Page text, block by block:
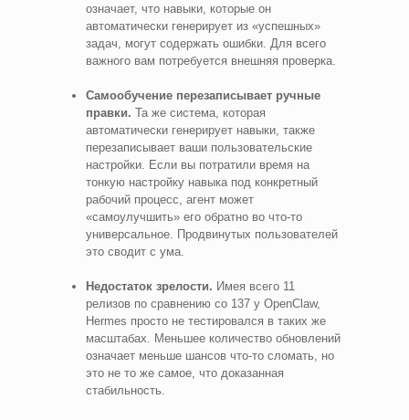
означает, что навыки, которые он
автоматически генерирует из «успешных»
задач, могут содержать ошибки. Для всего
важного вам потребуется внешняя проверка.
Самообучение перезаписывает ручные
правки. Та же система, которая
автоматически генерирует навыки, также
перезаписывает ваши пользовательские
настройки. Если вы потратили время на
тонкую настройку навыка под конкретный
рабочий процесс, агент может
«самоулучшить» его обратно во что-то
универсальное. Продвинутых пользователей
это сводит с ума.
Недостаток зрелости. Имея всего 11
релизов по сравнению со 137 у OpenClaw,
Hermes просто не тестировался в таких же
масштабах. Меньшее количество обновлений
означает меньше шансов что-то сломать, но
это не то же самое, что доказанная
стабильность.